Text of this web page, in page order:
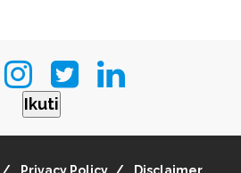
Ikuti